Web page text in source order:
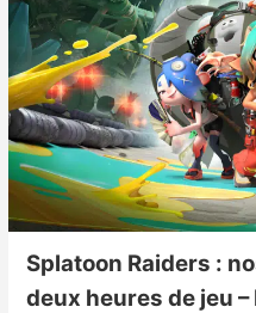
Splatoon Raiders :
deux heures de jeu –